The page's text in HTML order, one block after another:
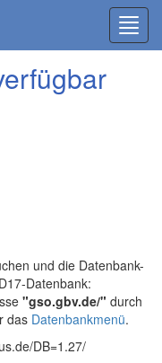
und die Datenbank-
Datenbank:
"gso.gbv.de/" durch
das Datenbankmenü.
DB=1.27/